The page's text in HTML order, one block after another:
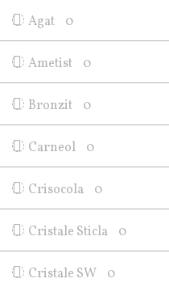
Agat 0
Ametist 0
Bronzit 0
Carneol 0
Crisocola 0
Cristale Sticla 0
Cristale SW 0